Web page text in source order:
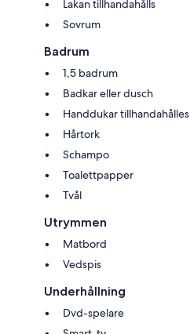
Lakan tillhandahålls
Sovrum
Badrum
1,5 badrum
Badkar eller dusch
Handdukar tillhandahålles
Hårtork
Schampo
Toalettpapper
Tvål
Utrymmen
Matbord
Vedspis
Underhållning
Dvd-spelare